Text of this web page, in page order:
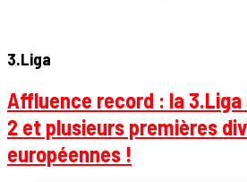
3.Liga
Affluence record : la 3.Liga
2 et plusieurs premières
européennes !